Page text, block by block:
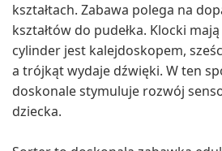
kształtach. Zabawa polega na
kształtów do pudełka. Klocki
cylinder jest kalejdoskopem,
a trójkąt wydaje dźwięki. W ten
doskonale stymuluje rozwój
dziecka.